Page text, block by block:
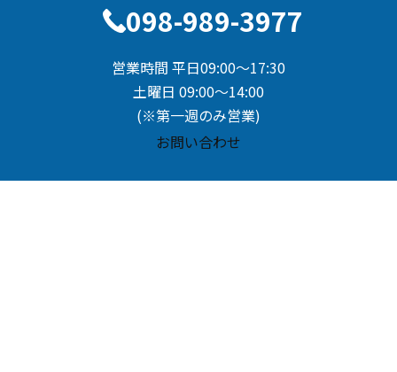
098-989-3977
営業時間 平日09:00～17:30
土曜日 09:00～14:00
(※第一週のみ営業)
お問い合わせ